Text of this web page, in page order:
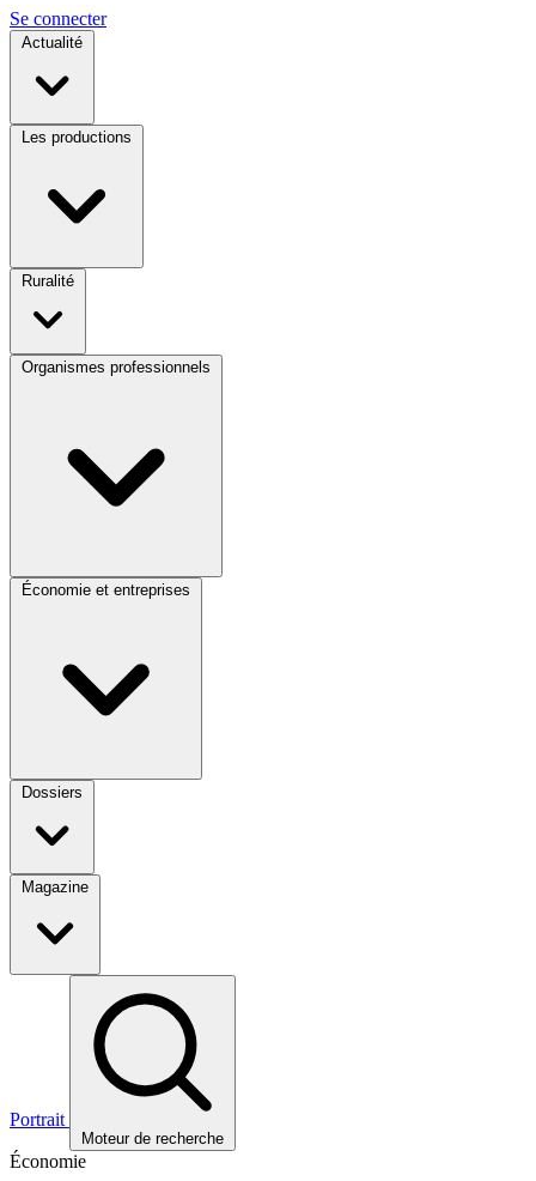
Se connecter
Actualité
Les productions
Ruralité
Organismes professionnels
Économie et entreprises
Dossiers
Magazine
Portrait
Moteur de recherche
Économie